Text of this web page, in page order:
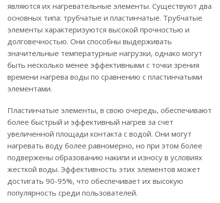
являются их нагревательные элементы. Существуют два
основных типа: трубчатые и пластинчатые. Трубчатые
элементы характеризуются высокой прочностью и
долговечностью. Они способны выдерживать
значительные температурные нагрузки, однако могут
быть несколько менее эффективными с точки зрения
времени нагрева воды по сравнению с пластинчатыми
элементами.
Пластинчатые элементы, в свою очередь, обеспечивают
более быстрый и эффективный нагрев за счет
увеличенной площади контакта с водой. Они могут
нагревать воду более равномерно, но при этом более
подвержены образованию накипи и износу в условиях
жесткой воды. Эффективность этих элементов может
достигать 90-95%, что обеспечивает их высокую
популярность среди пользователей.